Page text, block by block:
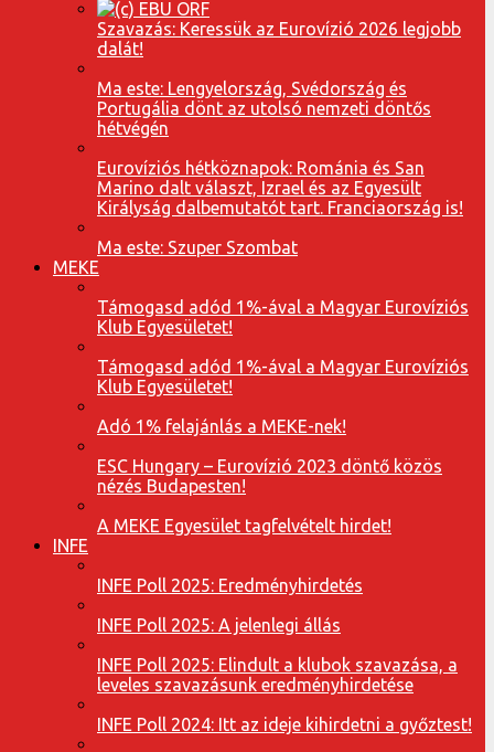
Szavazás: Keressük az Eurovízió 2026 legjobb
dalát!
Ma este: Lengyelország, Svédország és
Portugália dönt az utolsó nemzeti döntős
hétvégén
Eurovíziós hétköznapok: Románia és San
Marino dalt választ, Izrael és az Egyesült
Királyság dalbemutatót tart. Franciaország is!
Ma este: Szuper Szombat
MEKE
Támogasd adód 1%-ával a Magyar Eurovíziós
Klub Egyesületet!
Támogasd adód 1%-ával a Magyar Eurovíziós
Klub Egyesületet!
Adó 1% felajánlás a MEKE-nek!
ESC Hungary – Eurovízió 2023 döntő közös
nézés Budapesten!
A MEKE Egyesület tagfelvételt hirdet!
INFE
INFE Poll 2025: Eredményhirdetés
INFE Poll 2025: A jelenlegi állás
INFE Poll 2025: Elindult a klubok szavazása, a
leveles szavazásunk eredményhirdetése
INFE Poll 2024: Itt az ideje kihirdetni a győztest!